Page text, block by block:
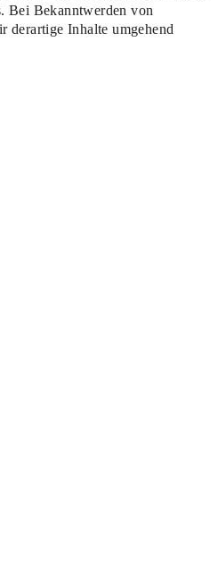
Bei Bekanntwerden von
derartige Inhalte umgehend